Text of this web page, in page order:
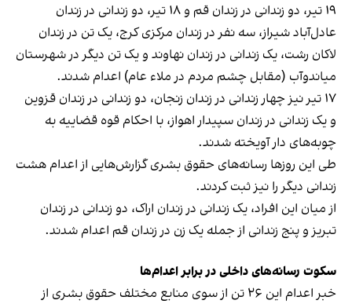
۱۹ تیر، دو زندانی در زندان قم و ۱۸ تیر، دو زندانی در زندان
عادل‌آباد شیراز، سه نفر در زندان مرکزی کرج، یک تن در زندان
لاکان رشت، یک زندانی در زندان نهاوند و یک تن دیگر در شهرستان
میاندوآب (مقابل چشم مردم در ملاء عام) اعدام شدند.
۱۷ تیر نیز چهار زندانی در زندان زنجان، دو زندانی در زندان قزوین
و یک زندانی در زندان سپیدار اهواز، با احکام قوه قضاییه به
چوبه‌های دار آویخته شدند.
طی این روزها رسانه‌های حقوق بشری گزارش‌هایی از اعدام هشت
زندانی دیگر را نیز ثبت کردند.
از میان این افراد، یک زندانی در زندان اراک، دو زندانی در زندان
تبریز و پنج زندانی از جمله یک زن در زندان قم اعدام شدند.
سکوت رسانه‌های داخلی در برابر اعدام‌ها
خبر اعدام این ۲۶ تن از سوی منابع مختلف حقوق بشری از